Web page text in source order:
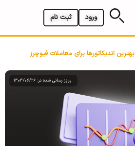
ثبت نام ورود
بهترین اندیکاتورها برای معاملات فیوچرز
بروز رسانی شده در: 1404/06/26